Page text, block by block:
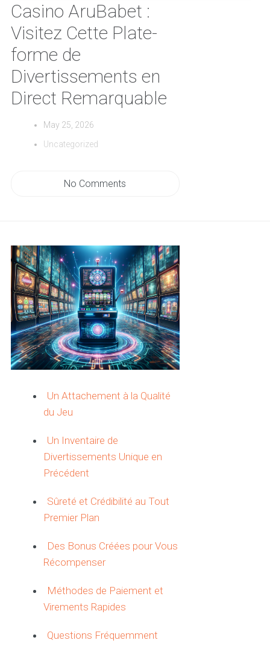
Casino AruBabet :
Visitez Cette Plate-
forme de
Divertissements en
Direct Remarquable
May 25, 2026
Uncategorized
No Comments
Un Attachement à la Qualité
du Jeu
Un Inventaire de
Divertissements Unique en
Précédent
Sûreté et Crédibilité au Tout
Premier Plan
Des Bonus Créées pour Vous
Récompenser
Méthodes de Paiement et
Virements Rapides
Questions Fréquemment